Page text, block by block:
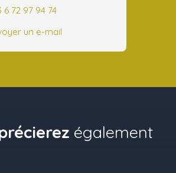
6 72 97 94 74
un e-mail
également